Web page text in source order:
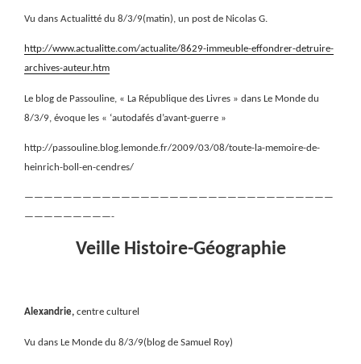
Vu dans Actualitté du 8/3/9(matin), un post de Nicolas G.
http://www.actualitte.com/actualite/8629-immeuble-effondrer-detruire-
archives-auteur.htm
Le blog de Passouline, « La République des Livres » dans Le Monde du
8/3/9, évoque les « ‘autodafés d’avant-guerre »
http://passouline.blog.lemonde.fr/2009/03/08/toute-la-memoire-de-
heinrich-boll-en-cendres/
————————————————————————————————
—————————-
Veille Histoire-Géographie
Alexandrie, centre culturel
Vu dans Le Monde du 8/3/9(blog de Samuel Roy)